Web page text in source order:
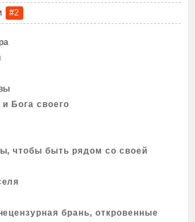
#2
Бога своего
чтобы быть рядом со своей
брань, откровенные